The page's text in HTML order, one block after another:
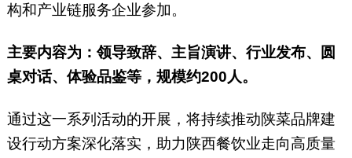
构和产业链服务企业参加。
主要内容为：领导致辞、主旨演讲、行业发布、圆
桌对话、体验品鉴等，规模约200人。
通过这一系列活动的开展，将持续推动陕菜品牌建
设行动方案深化落实，助力陕西餐饮业走向高质量